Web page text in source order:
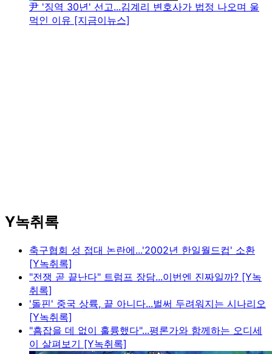
尹 '징역 30년' 선고...김계리 변호사가 법정 나오며 울
먹인 이유 [지금이뉴스]
Y녹취록
축구협회 성 접대 논란에...'2002년 한일월드컵' 소환
[Y녹취록]
"전쟁 곧 끝난다" 트럼프 장담...이번엔 진짜일까? [Y녹
취록]
'돌핀' 중국 상륙, 끝 아니다...벌써 두려워지는 시나리오
[Y녹취록]
"흠잡을 데 없이 훌륭했다"...평론가와 함께하는 오디세
이 살펴보기 [Y녹취록]